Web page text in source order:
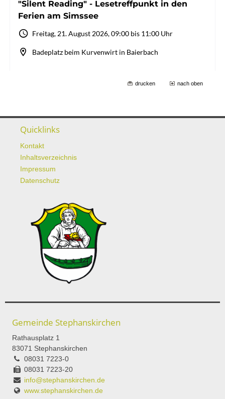
drucken nach oben
Quicklinks
Kontakt
Inhaltsverzeichnis
Impressum
Datenschutz
Gemeinde Stephanskirchen
Rathausplatz 1
83071 Stephanskirchen
08031 7223-0
08031 7223-20
info@stephanskirchen.de
www.stephanskirchen.de